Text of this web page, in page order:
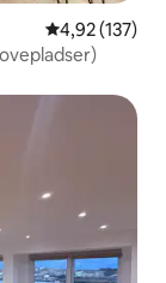
4,92 ud af 5 i
4,92 (137)